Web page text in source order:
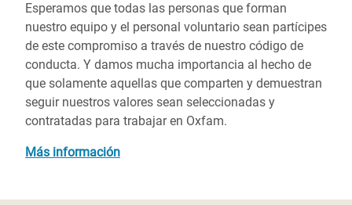
Esperamos que todas las personas que forman
nuestro equipo y el personal voluntario sean partícipes
de este compromiso a través de nuestro código de
conducta. Y damos mucha importancia al hecho de
que solamente aquellas que comparten y demuestran
seguir nuestros valores sean seleccionadas y
contratadas para trabajar en Oxfam.
Más información